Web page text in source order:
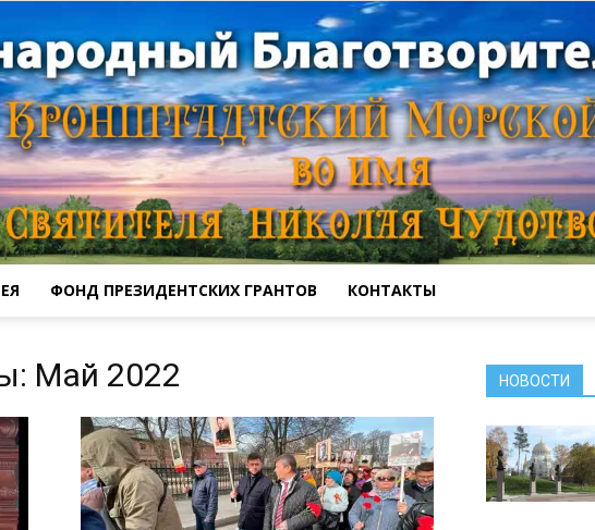
Морской
ФОНД ПРЕЗИДЕНТСКИХ ГРАНТОВ КОНТАКТЫ
Май 2022 НОВОСТИ